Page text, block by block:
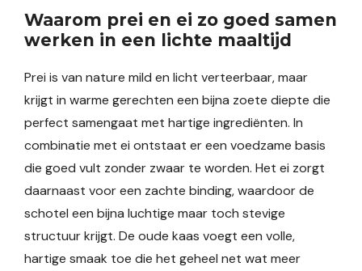
Waarom prei en ei zo goed samen
werken in een lichte maaltijd
Prei is van nature mild en licht verteerbaar, maar
krijgt in warme gerechten een bijna zoete diepte die
perfect samengaat met hartige ingrediënten. In
combinatie met ei ontstaat er een voedzame basis
die goed vult zonder zwaar te worden. Het ei zorgt
daarnaast voor een zachte binding, waardoor de
schotel een bijna luchtige maar toch stevige
structuur krijgt. De oude kaas voegt een volle,
hartige smaak toe die het geheel net wat meer